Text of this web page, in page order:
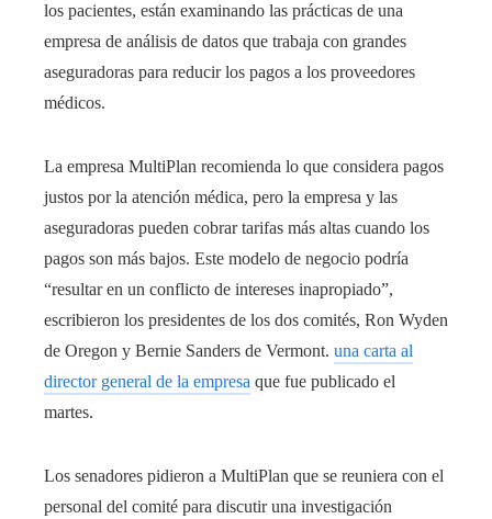
los pacientes, están examinando las prácticas de una
empresa de análisis de datos que trabaja con grandes
aseguradoras para reducir los pagos a los proveedores
médicos.
La empresa MultiPlan recomienda lo que considera pagos
justos por la atención médica, pero la empresa y las
aseguradoras pueden cobrar tarifas más altas cuando los
pagos son más bajos. Este modelo de negocio podría
“resultar en un conflicto de intereses inapropiado”,
escribieron los presidentes de los dos comités, Ron Wyden
de Oregon y Bernie Sanders de Vermont. una carta al
director general de la empresa que fue publicado el
martes.
Los senadores pidieron a MultiPlan que se reuniera con el
personal del comité para discutir una investigación